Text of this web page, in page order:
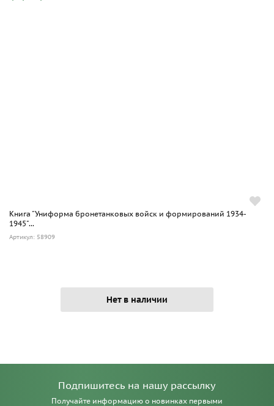
Книга "Униформа бронетанковых войск и формирований 1934-
1945"...
Артикул: 58909
Нет в наличии
Подпишитесь на нашу рассылку
Получайте информацию о новинках первыми